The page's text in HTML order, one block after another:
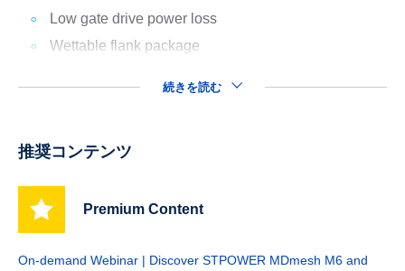
Low gate drive power loss
Wettable flank package
続きを読む
推奨コンテンツ
Premium Content
On-demand Webinar | Discover STPOWER MDmesh M6 and